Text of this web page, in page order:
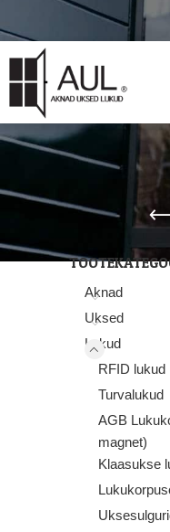
Aknad
Uksed
Lukud
RFID lukud
Turvalukud
AGB
magnet)
Klaasukse